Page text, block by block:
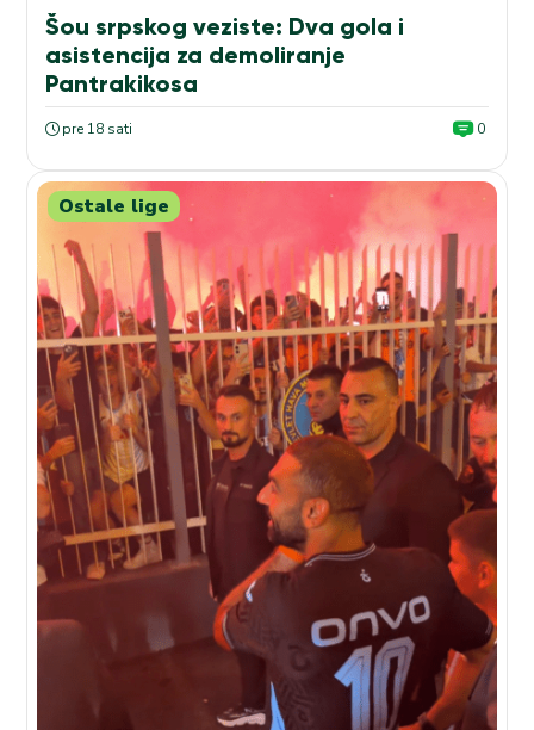
Šou srpskog veziste: Dva gola i
asistencija za demoliranje
Pantrakikosa
pre 18 sati 0
Ostale lige